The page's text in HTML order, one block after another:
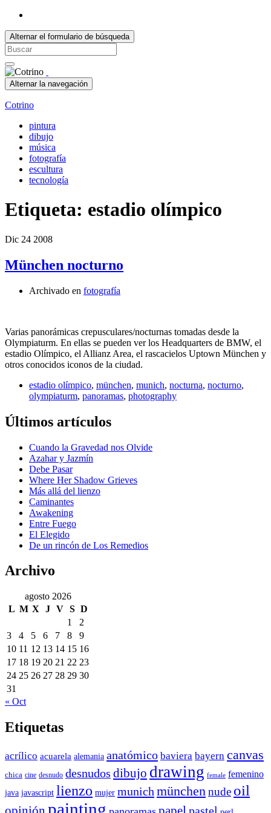
Alternar el formulario de búsqueda
Search
for:
Alternar la navegación
Cotrino
pintura
dibujo
música
fotografía
escultura
tecnología
Etiqueta: estadio olímpico
Dic 24 2008
München nocturno
Archivado en fotografía
Varias panorámicas crepusculares/nocturnas tomadas desde la
Olympiaturm. En ellas se pueden ver los Headquarters de BMW, el
estadio Olímpico, el Allianz Area, el rascacielos Uptown München y
otros conocidos iconos de la ciudad.
estadio olímpico, münchen, munich, nocturna, nocturno,
olympiaturm, panoramas, photography
Últimos artículos
Cuando la Gravedad nos Olvide
Azahar y Jazmín
Debe Pasar
Where Her Shadow Grieves
Más allá del lienzo
Caminantes
Awakening
Entre Fuego
El Elegido
De un rincón de Los Remedios
Archivo
agosto 2026
L M X J V S D
1
2
3
4 5 6 7 8
9
10 11 12 13 14 15 16
17 18 19 20 21 22 23
24 25 26 27 28 29 30
31
« Oct
Etiquetas
acrílico acuarela alemania anatómico baviera bayern canvas
chica cine desnudo desnudos dibujo drawing female femenino
java javascript lienzo mujer munich münchennude oil
painting